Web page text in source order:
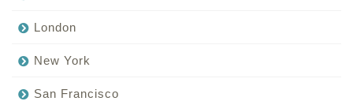
London
New York
San Francisco